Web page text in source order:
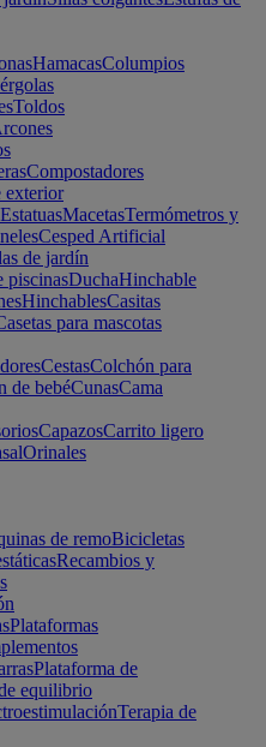
HamacasColumpios
Toldos
Compostadores
exterior
EstatuasMacetasTermómetros y
Cesped Artificial
de jardín
piscinasDuchaHinchable
HinchablesCasitas
para mascotas
CestasColchón para
de bebéCunasCama
CapazosCarrito ligero
Orinales
de remoBicicletas
Recambios y
Plataformas
Plataforma de
equilibrio
Terapia de